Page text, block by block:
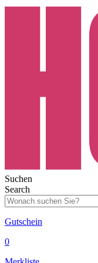
Suchen
Search
Gutschein
0